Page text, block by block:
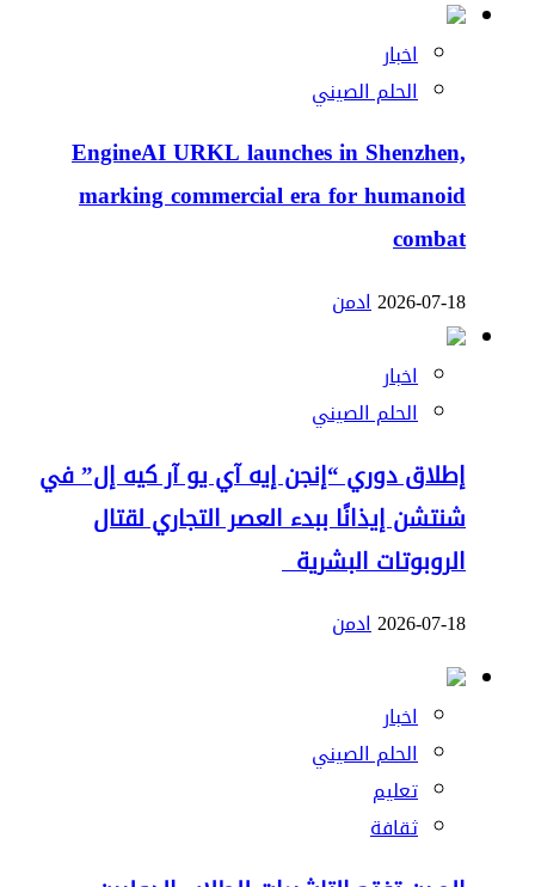
اخبار
الحلم الصيني
EngineAI URKL launches in Shenzhen,
marking commercial era for humanoid
combat
2026-07-18ادمن
اخبار
الحلم الصيني
إطلاق دوري “إنجن إيه آي يو آر كيه إل” في
شنتشن إيذانًا ببدء العصر التجاري لقتال
الروبوتات البشرية
2026-07-18ادمن
اخبار
الحلم الصيني
تعليم
ثقافة